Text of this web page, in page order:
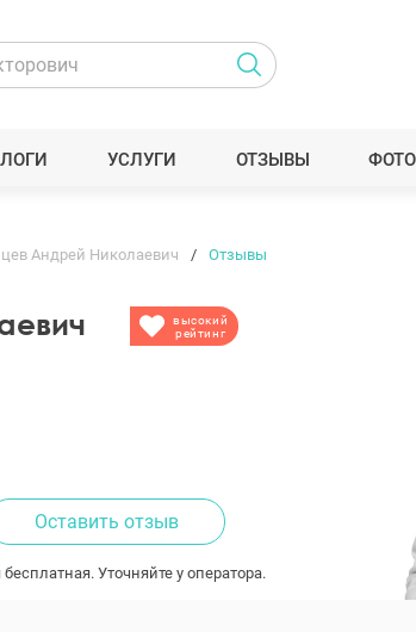
УСЛУГИ ОТЗЫВЫ ФОТО
Андрей Николаевич Отзывы
высокий
рейтинг
Оставить отзыв
Уточняйте у оператора.